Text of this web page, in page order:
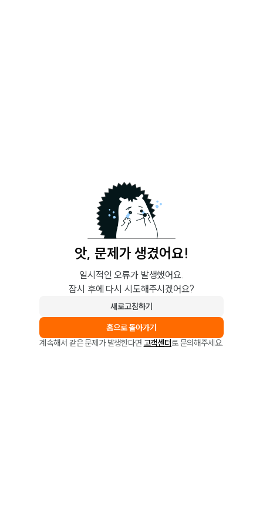
앗, 문제가 생겼어요!
일시적인 오류가 발생했어요.
잠시 후에 다시 시도해주시겠어요?
새로고침하기
홈으로 돌아가기
계속해서 같은 문제가 발생한다면 고객센터로 문의해주세요.